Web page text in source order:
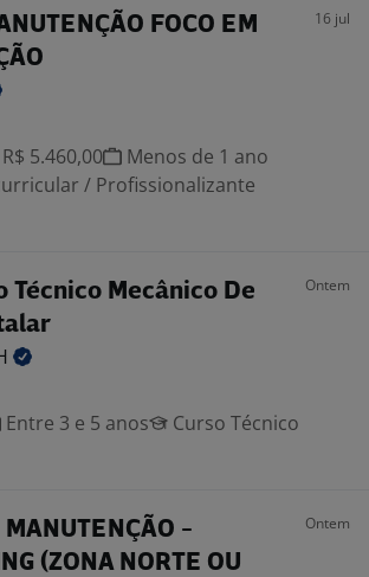
FOCO EM
16 jul
5.460,00
Menos de 1 ano
/ Profissionalizante
Técnico Mecânico De
Ontem
Entre 3 e 5 anos
Curso Técnico
MANUTENÇÃO -
(ZONA NORTE OU
Ontem